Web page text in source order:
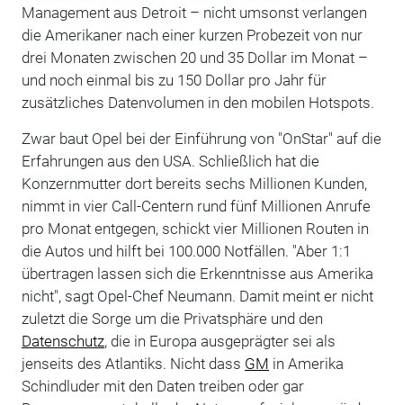
Management aus Detroit – nicht umsonst verlangen
die Amerikaner nach einer kurzen Probezeit von nur
drei Monaten zwischen 20 und 35 Dollar im Monat –
und noch einmal bis zu 150 Dollar pro Jahr für
zusätzliches Datenvolumen in den mobilen Hotspots.
Zwar baut Opel bei der Einführung von "OnStar" auf die
Erfahrungen aus den USA. Schließlich hat die
Konzernmutter dort bereits sechs Millionen Kunden,
nimmt in vier Call-Centern rund fünf Millionen Anrufe
pro Monat entgegen, schickt vier Millionen Routen in
die Autos und hilft bei 100.000 Notfällen. "Aber 1:1
übertragen lassen sich die Erkenntnisse aus Amerika
nicht", sagt Opel-Chef Neumann. Damit meint er nicht
zuletzt die Sorge um die Privatsphäre und den
Datenschutz, die in Europa ausgeprägter sei als
jenseits des Atlantiks. Nicht dass GM in Amerika
Schindluder mit den Daten treiben oder gar